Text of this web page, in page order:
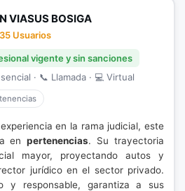
VIASUS BOSIGA
Usuarios
vigente y sin sanciones
· 📞 Llamada · 💻 Virtual
en la rama judicial, este
enpertenencias. Su trayectoria
mayor, proyectando autos y
jurídico en el sector privado.
y responsable, garantiza a sus